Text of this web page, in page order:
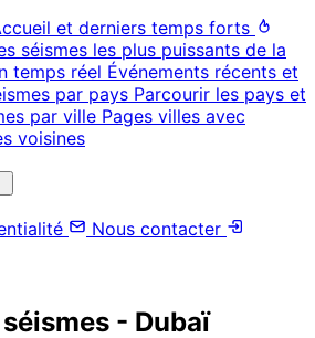
et derniers temps forts
séismes les plus puissants de la
temps réel Événements récents et
par pays Parcourir les pays et
par ville Pages villes avec
voisines
Nous contacter
- Dubaï